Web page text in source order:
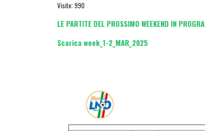
Visite: 990
LE PARTITE DEL PROSSIMO WEEKEND IN
Scarica week_1-2_MAR_2025